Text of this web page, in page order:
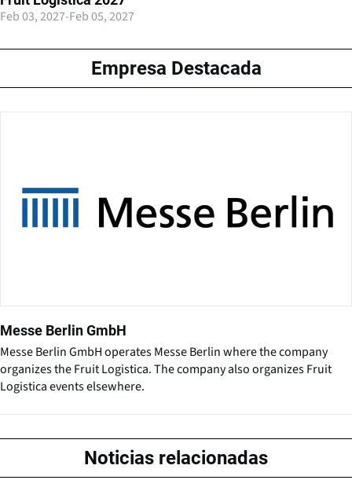
Feb 03, 2027-Feb 05, 2027
Empresa Destacada
Messe Berlin GmbH
Messe Berlin GmbH operates Messe Berlin where the company
organizes the Fruit Logistica. The company also organizes Fruit
Logistica events elsewhere.
Noticias relacionadas